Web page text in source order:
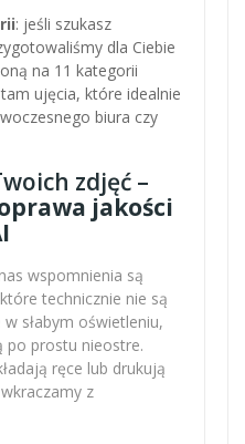
: jeśli szukasz
dla Ciebie
na 11 kategorii
ujęcia, które idealnie
biura czy
zdjęć –
jakości
wspomnienia są
technicznie nie są
słabym oświetleniu,
po prostu nieostre.
ręce lub drukują
z